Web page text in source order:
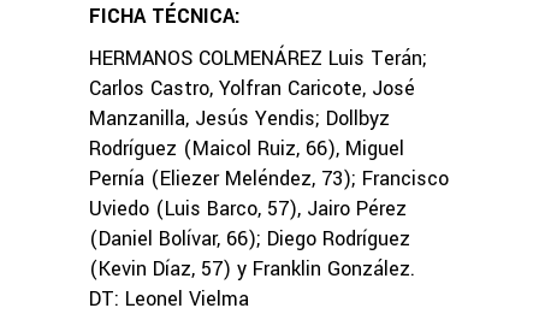
FICHA TÉCNICA:
HERMANOS COLMENÁREZ Luis Terán;
Carlos Castro, Yolfran Caricote, José
Manzanilla, Jesús Yendis; Dollbyz
Rodríguez (Maicol Ruiz, 66), Miguel
Pernía (Eliezer Meléndez, 73); Francisco
Uviedo (Luis Barco, 57), Jairo Pérez
(Daniel Bolívar, 66); Diego Rodríguez
(Kevin Díaz, 57) y Franklin González.
DT: Leonel Vielma